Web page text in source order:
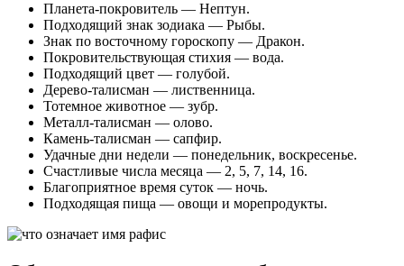
Планета-покровитель — Нептун.
Подходящий знак зодиака — Рыбы.
Знак по восточному гороскопу — Дракон.
Покровительствующая стихия — вода.
Подходящий цвет — голубой.
Дерево-талисман — лиственница.
Тотемное животное — зубр.
Металл-талисман — олово.
Камень-талисман — сапфир.
Удачные дни недели — понедельник, воскресенье.
Счастливые числа месяца — 2, 5, 7, 14, 16.
Благоприятное время суток — ночь.
Подходящая пища — овощи и морепродукты.